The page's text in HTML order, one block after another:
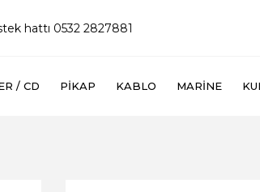
hattı 0532 2827881
/ CD PIKAP KABLO MARINE